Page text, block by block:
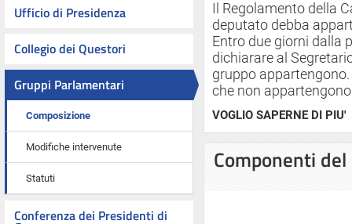
Ufficio di Presidenza
Collegio dei Questori
Gruppi Parlamentari
Composizione
Modifiche intervenute
Statuti
Conferenza dei Presidenti di
Il Regolamento della
deputato debba
Entro due giorni dalla
dichiarare al
gruppo
che non
VOGLIO SAPERNE DI PIU'
Componenti